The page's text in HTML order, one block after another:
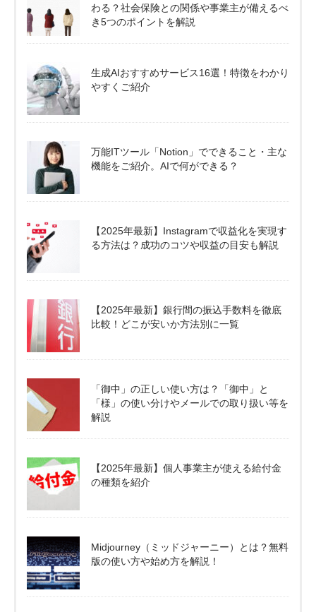
わる？社会保険との関係や事業主が備えるべ
き5つのポイントを解説
生成AIおすすめサービス16選！特徴をわかり
やすくご紹介
万能ITツール「Notion」でできること・主な
機能をご紹介。AIで何ができる？
【2025年最新】Instagramで収益化を実現す
る方法は？成功のコツや収益の目安も解説
【2025年最新】銀行間の振込手数料を徹底
比較！どこが安いか方法別に一覧
「御中」の正しい使い方は？「御中」と
「様」の使い分けやメールでの取り扱い等を
解説
【2025年最新】個人事業主が使える給付金
の種類を紹介
Midjourney（ミッドジャーニー）とは？無料
版の使い方や始め方を解説！